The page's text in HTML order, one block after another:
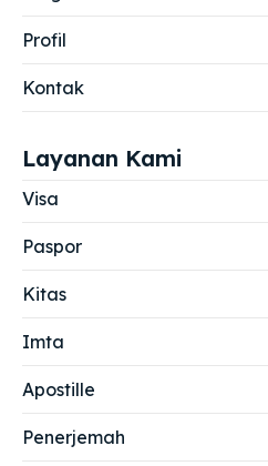
Profil
Kontak
Layanan Kami
Visa
Paspor
Kitas
Imta
Apostille
Penerjemah